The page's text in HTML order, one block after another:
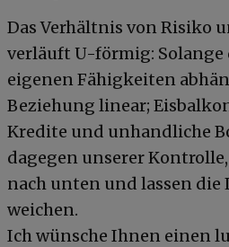
Das Verhältnis von Risiko
verläuft U-förmig: Solange
eigenen Fähigkeiten
Beziehung linear;
Kredite und unhandliche
dagegen unserer
nach unten und lassen die
weichen.
Ich wünsche Ihnen einen